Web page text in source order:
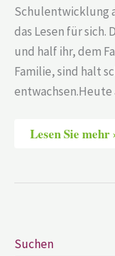
Schulentwicklung
das Lesen für sich.
und half ihr, dem
Familie, sind halt
entwachsen.Heute
Lesen Sie mehr
Suchen